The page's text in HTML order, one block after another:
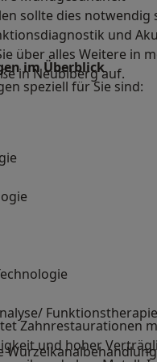
sollte dies notwendig
und
über alles Weitere in
in Neubiberg auf.
im Überblick
speziell für Sie sind:
Funktionstherapie
Wurzelkanalbehandlung
Zahnrestaurationen
und hoher